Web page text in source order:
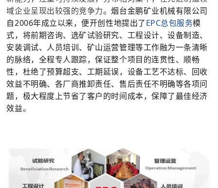
域企业呈现出较强的竞争力。烟台金鹏矿业机械有限公司
自2006年成立以来，便开创性地提出了EPC总包服务模
式，将前期咨询、选矿试验研究、工程设计、设备制造、
安装调试、人员培训、矿山运营管理等工作融为一条清晰
的脉络，全程专人跟踪，保证整个项目的连贯性、顺畅
性，杜绝了预算超支、工期延误，设备工艺不达标、回收
效益不明确、各厂商推卸责任、售后责任不明确等各项问
题，极大程度上节省了客户的时间成本，保障了最佳经济
效益。
企业文化
专家团队
 联系我们